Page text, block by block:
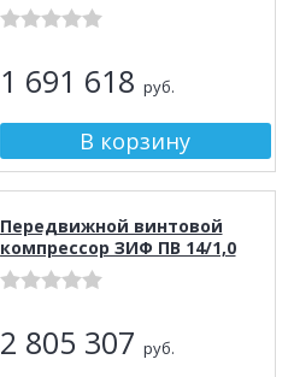
1 691 618 руб.
Передвижной винтовой
компрессор ЗИФ ПВ 14/1,0
2 805 307 руб.